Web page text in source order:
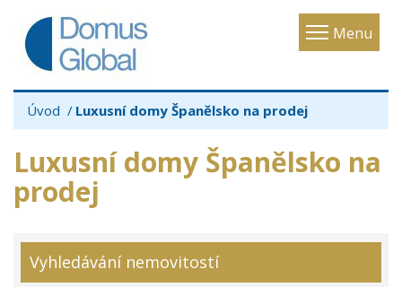
Menu
Toggle
Úvod Luxusní domy Španělsko na prodej
Luxusní domy Španělsko na
prodej
Vyhledávání nemovitostí